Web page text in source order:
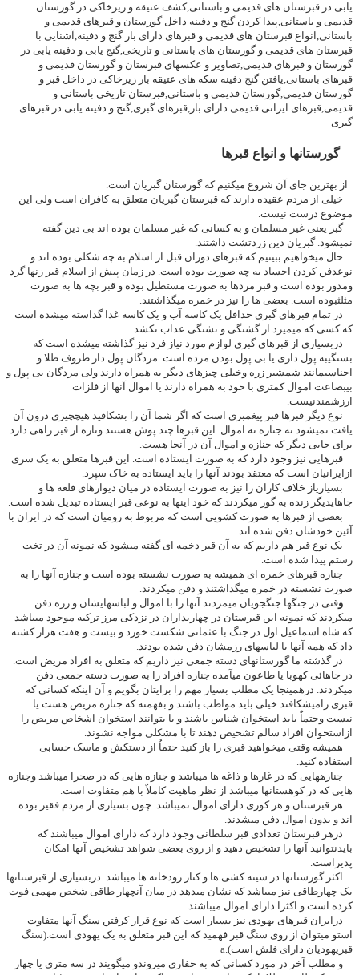
یابی در قبرستان های قدیمی و باستانی,کشف عتیقه و زیرخاکی در گورستان
قدیمی و باستانی,پیدا کردن گنج و دفینه داخل گورستان و قبرهای قدیمی و
باستانی,انواع قبرستان های قدیمی و قبرهای دارای بار گنج و دفینه,آشنایی با
قبرستان های قدیمی و گورستان های باستانی و تاریخی,گنج یابی و دفینه یابی در
گورستان و قبرهای قدیمی,تصاویر و عکسهای قبرستان و گورستان قدیمی و
قبرهای باستانی,یافتن گنج دفینه سکه های عتیقه بار زیرخاکی در داخل قبر و
گورستان قدیمی,گورستان قدیمی و باستانی,قبرستان تاریخی باستانی و
قدیمی,قبرهای ایرانی قدیمی دارای بار,قبرهای گبری,گنج و دفینه یابی در قبرهای
گبری
گورستانها و انواع قبرها
از بهترین جای آن شروع میکنیم که گورستان گبریان است.
خیلی از مردم عقیده دارند که قبرستان گبریان متعلق به کافران است ولی این
موضوع درست نیست.
گبر یعنی غیر مسلمان و به کسانی که غیر مسلمان بوده اند بی دین گفته
نمیشود. گبریان دین زردتشت داشتند.
حال میخواهیم ببینیم که قبرهای دوران قبل از اسلام به چه شکلی بوده اند و
نوعدفن کردن اجساد به چه صورت بوده است. در زمان پیش از اسلام قبر زنها گرد
ومدور بوده است و قبر مردها به صورت مستطیل بوده و قبر بچه ها به صورت
مثلثبوده است. بعضی ها را نیز در خمره میگذاشتند.
در تمام قبرهای گبری حداقل یک کاسه آب و یک کاسه غذا گذاسته میشده است
که کسی که میمیرد از گشنگی و تشنگی عذاب نکشد.
دربسیاری از قبرهای گبری لوازم مورد نیاز فرد نیز گذاشته میشده است که
بستگیبه پول داری یا بی پول بودن مرده است. مردگان پول دار ظروف طلا و
اجناسیمانند شمشیر زره وخیلی چیزهای دیگر به همراه دارند ولی مردگان بی پول و
بیبضاعت اموال کمتری با خود به همراه دارند یا اموال آنها از فلزات
ارزشمندنیست.
نوع دیگر قبرها قبر پیغمبری است که اگر شما آن را بشکافید هیچچیزی درون آن
یافت نمیشود نه جنازه نه اموال. این قبرها چند پوش هستند وتازه از قبر راهی دارد
برای جایی دیگر که جنازه و اموال آن در آنجا هست.
قبرهایی نیز وجود دارد که به صورت ایستاده است. این قبرها متعلق به یک سری
ازایرانیان است که معتقد بودند آنها را باید ایستاده به خاک سپرد.
بسیاریاز خلاف کاران را نیز به صورت ایستاده در میان دیوارهای قلعه ها و
جاهایدیگر زنده به گور میکردند که خود اینها به نوعی قبر ایستاده تبدیل شده است.
بعضی از قبرها به صورت کشویی است که مربوط به رومیان است که در ایران با
آئین خودشان دفن شده اند.
یک نوع قبر هم داریم که به آن قبر دخمه ای گفته میشود که نمونه آن در تخت
رستم پیدا شده است.
جنازه قبرهای خمره ای همیشه به صورت نشسته بوده است و جنازه آنها را به
صورت نشسته در خمره میگذاشتند و دفن میکردند.
وقتی در جنگها جنگجویان میمردند آنها را با اموال و لباسهایشان و زره دفن
میکردند که نمونه این قبرستان در چهاربداران در نزدکی مرز ترکیه موجود میباشد
که شاه اسماعیل اول در جنگ با عثمانی شکست خورد و بیست و هفت هزار کشته
داد که همه آنها با لباسهای رزمشان دفن شده بودند.
در گذشته ما گورستانهای دسته جمعی نیز داریم که متعلق به افراد مریض است.
در جاهائی کهوبا یا طاعون میآمده جنازه افراد را به صورت دسته جمعی دفن
میکردند. درهمینجا یک مطلب بسیار مهم را برایتان بگویم و آن اینکه کسانی که
قبری رامیشکافند خیلی باید مواظب باشند و بفهمنه که جنازه مریض هست یا
نیست وحتماٌ باید استخوان شناس باشند و یا بتوانند استخوان اشخاص مریض را
ازاستخوان افراد سالم تشخیص دهند تا با مشکلی مواجه نشوند.
همیشه وقتی میخواهید قبری را باز کنید حتماٌ از دستکش و ماسک حسابی
استفاده کنید.
جنازههایی که در غارها و ذاغه ها میباشد و جنازه هایی که در صحرا میباشد وجنازه
هایی که در کوهستانها میباشد از نظر ماهیت کاملاٌ با هم متفاوت است.
هر قبرستان و هر کوری دارای اموال نمیباشد. چون بسیاری از مردم فقیر بوده
اند و بدون اموال دفن میشدند.
درهر قبرستان تعدادی قبر سلطانی وجود دارد که دارای اموال میباشند که
بایدنتوانید آنها را تشخیص دهید و از روی بعضی شواهد تشخیص آنها امکان
پذیراست.
اکثر گورستانها در سینه کشی ها و کنار رودخانه ها میباشد. دربسیاری از قبرستانها
یک چهارطاقی نیز میباشد که نشان میدهد در میان آنچهار طاقی شخص مهمی فوت
کرده است و اکثرا دارای اموال میباشند.
درایران قبرهای یهودی نیز بسیار است که نوع قرار کرفتن سنگ آنها متفاوت
استو میتوان از روی سنگ قبر فهمید که این قبر متعلق به یک یهودی است.(سنگ
قبریهودیان دارای فلش است).a
و مطلب آخر در مورد کسانی که به حفاری میروندو میگویند در سه متری یا چهار